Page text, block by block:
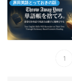
原田英語とっておきの話
1